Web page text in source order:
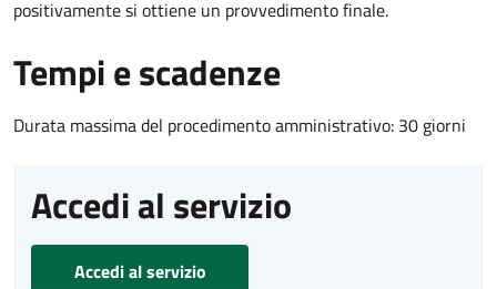
positivamente si ottiene un provvedimento finale.
Tempi e scadenze
Durata massima del procedimento amministrativo: 30 giorni
Accedi al servizio
Accedi al servizio